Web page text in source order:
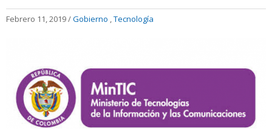
Febrero 11, 2019 /Gobierno ,Tecnología